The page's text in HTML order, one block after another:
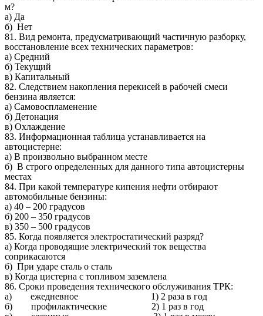
м?
а) Да
б) Нет
81. Вид ремонта, предусматривающий частичную разборку,
восстановление всех технических параметров:
а) Средний
б) Текущий
в) Капитальный
82. Следствием накопления перекисей в рабочей смеси
бензина является:
а) Самовоспламенение
б) Детонация
в) Охлаждение
83. Информационная таблица устанавливается на
автоцистерне:
а) В произвольно выбранном месте
б) В строго определенных для данного типа автоцистерны
местах
84. При какой температуре кипения нефти отбирают
автомобильные бензины:
а) 40 – 200 градусов
б) 200 – 350 градусов
в) 350 – 500 градусов
85. Когда появляется электростатический разряд?
а) Когда проводящие электрический ток вещества
соприкасаются
б) При ударе сталь о сталь
в) Когда цистерна с топливом заземлена
86. Сроки проведения технического обслуживания ТРК:
а) ежедневное 1) 2 раза в год
б) профилактические 2) 1 раз в год